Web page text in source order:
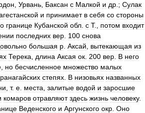
Урвань Баксан с Малкой и др .; Сулак
и принимает в себя со стороны
границе Кубанской обл с Т., потом входит
последних вер 100 снова
большая р Аксай вытекающая из
Терека длина Аксая ок 200 вер В него
но бесчисленное множество малых
степях В низовьях названных
т. е места залитые водой и заросшие
комаров отравляют здесь жизнь человеку.
Веденского и Аргунского окр Оно